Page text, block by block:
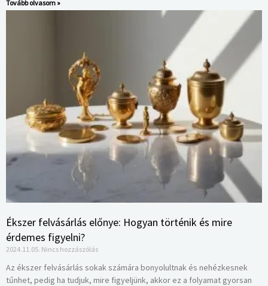
Tovább olvasom »
Ékszer felvásárlás előnye: Hogyan történik és mire
érdemes figyelni?
2024.11.05. Nincs hozzászólás
Az ékszer felvásárlás sokak számára bonyolultnak és nehézkesnek
tűnhet, pedig ha tudjuk, mire figyeljünk, akkor ez a folyamat gyorsan